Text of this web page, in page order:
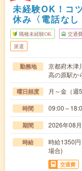
未経験OK！コ
休み〈電話なし
職種未経験OK 交通
派遣
勤務地
京都府木津
高の原駅か
曜日頻度 月～金（
時間 09:00～
期間 2026年08
時給
時給1350
場合)
交通費